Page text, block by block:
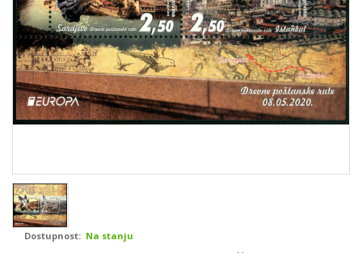
Dostupnost: Na stanju